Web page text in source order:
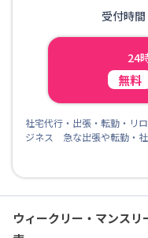
受付時
24
無料
社宅代行・出張・転勤・リ
ジネス 急な出張や転勤・
ウィークリー・マンス